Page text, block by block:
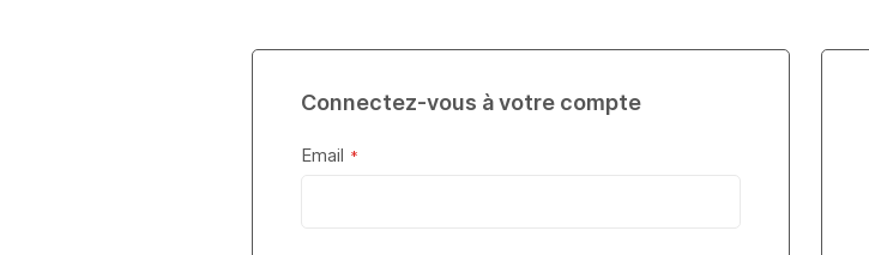
Connectez-vous à votre compte
Email